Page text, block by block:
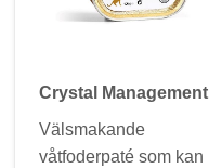
Crystal Management
Välsmakande
våtfoderpaté som kan